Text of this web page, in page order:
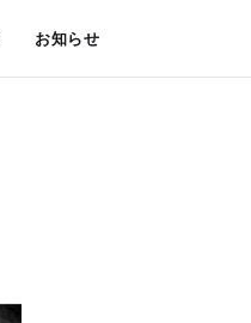
お知らせ